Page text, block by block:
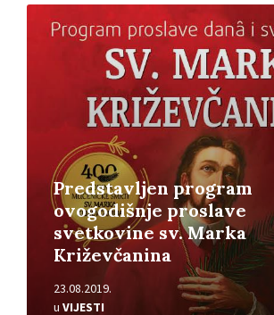
Predstavljen program
ovogodišnje proslave
svetkovine sv. Marka
Križevčanina
23.08.2019.
u VIJESTI
Pročitajte
više